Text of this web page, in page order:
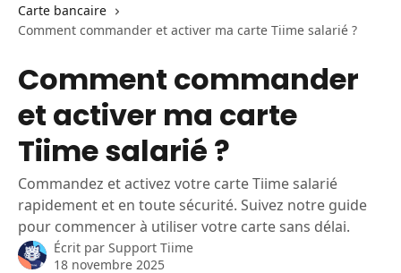
Carte bancaire
Comment commander et activer ma carte Tiime salarié ?
Comment commander
et activer ma carte
Tiime salarié ?
Commandez et activez votre carte Tiime salarié
rapidement et en toute sécurité. Suivez notre guide
pour commencer à utiliser votre carte sans délai.
Écrit par Support Tiime
18 novembre 2025